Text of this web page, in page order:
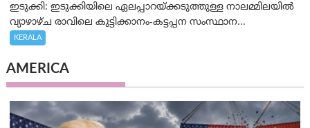
ഇടുക്കി: ഇടുക്കിയിലെ ഏലപ്പാറയ്ക്കടുത്തുള്ള നാലമ്മിലയിൽ
വ്യാഴാഴ്ച രാവിലെ കുട്ടിക്കാനം-കട്ടപ്പന സംസ്ഥാന...
KERALA
AMERICA